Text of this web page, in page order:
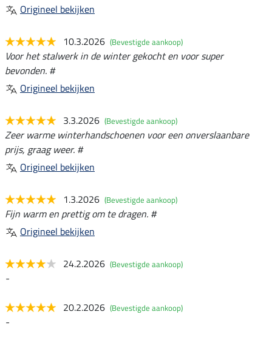
Origineel bekijken
10.3.2026 (Bevestigde aankoop)
Voor het stalwerk in de winter gekocht en voor super
bevonden. #
Origineel bekijken
3.3.2026 (Bevestigde aankoop)
Zeer warme winterhandschoenen voor een onverslaanbare
prijs, graag weer. #
Origineel bekijken
1.3.2026 (Bevestigde aankoop)
Fijn warm en prettig om te dragen. #
Origineel bekijken
24.2.2026 (Bevestigde aankoop)
-
20.2.2026 (Bevestigde aankoop)
-